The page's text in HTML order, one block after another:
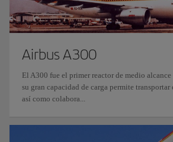
Airbus A300
El A300 fue el primer reactor de medio
su gran capacidad de carga permite
así como colabora...